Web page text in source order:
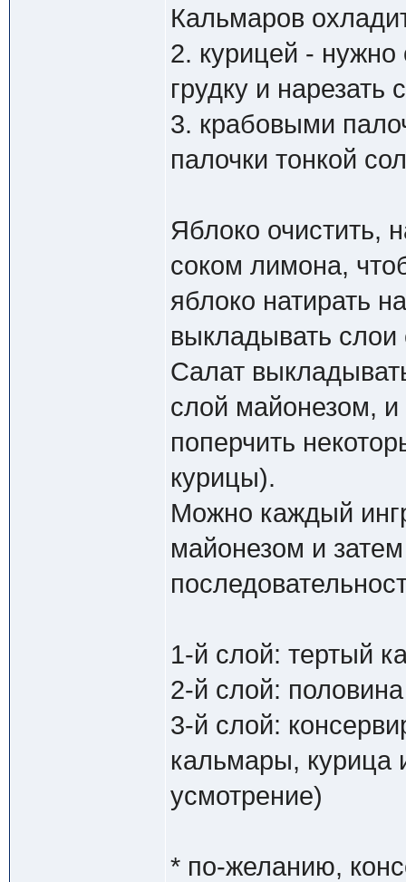
Кальмаров
2. курицей - нужно
грудку и
3. крабовыми
палочки тонкой
Яблоко очистить,
соком лимона,
яблоко натирать
выкладывать слои
Салат
слой майонезом, и
поперчить
курицы).
Можно каждый
майонезом и
1-й слой: тертый
2-й слой:
3-й слой:
кальмары, курица
усмотрение)
* по-желанию,